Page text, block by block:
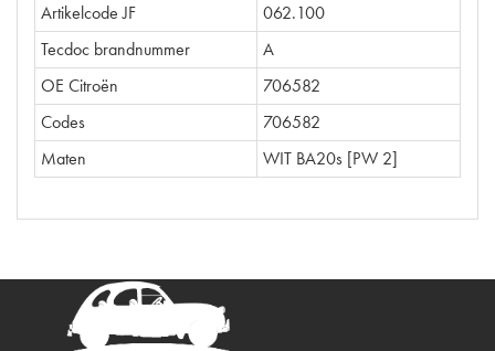
Artikelcode JF
062.100
Tecdoc brandnummer
A
OE Citroën
706582
Codes
706582
Maten
WIT BA20s [PW 2]